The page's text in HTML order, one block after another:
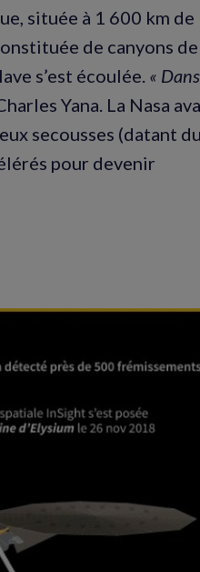
située à 1 600 km de
de canyons de
s’est écoulée. « Dans
Yana. La Nasa
secousses (datant du
pour devenir